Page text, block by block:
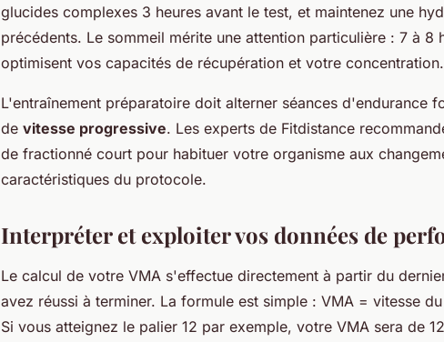
glucides complexes 3 heures avant le test, et maintenez une
précédents. Le sommeil mérite une attention particulière : 7 à 8
optimisent vos capacités de récupération et votre concentration.
L'entraînement préparatoire doit alterner séances d'endurance
de vitesse progressive. Les experts de Fitdistance
de fractionné court pour habituer votre organisme aux
caractéristiques du protocole.
Interpréter et exploiter vos données de
Le calcul de votre VMA s'effectue directement à partir du
avez réussi à terminer. La formule est simple : VMA = vitesse
Si vous atteignez le palier 12 par exemple, votre VMA sera de